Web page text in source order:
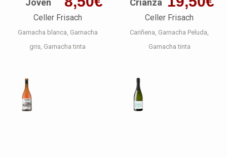
Joven
Celler Frisach
Garnacha blanca Garnacha
gris Garnacha tinta
Crianza
Celler Frisach
Cariñena Garnacha Peluda
Garnacha tinta